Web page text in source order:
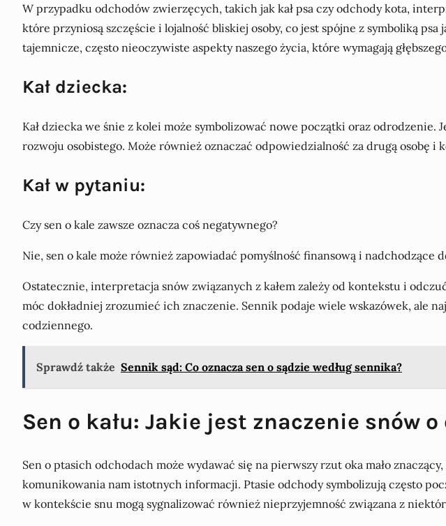
W przypadku odchodów zwierzęcych, takich jak kał psa czy odchody kota,
które przyniosą szczęście i lojalność bliskiej osoby, co jest spójne z symboliką
tajemnicze, często nieoczywiste aspekty naszego życia, które wymagają
Kał dziecka:
Kał dziecka we śnie z kolei może symbolizować nowe początki oraz
rozwoju osobistego. Może również oznaczać odpowiedzialność za drugą osobę i
Kał w pytaniu:
Czy sen o kale zawsze oznacza coś negatywnego?
Nie, sen o kale może również zapowiadać pomyślność finansową i
Ostatecznie, interpretacja snów związanych z kałem zależy od kontekstu i
móc dokładniej zrozumieć ich znaczenie. Sennik podaje wiele wskazówek, ale
codziennego.
Sprawdź także Sennik sąd: Co oznacza sen o sądzie według sennika?
Sen o kału: Jakie jest znaczenie snów
Sen o ptasich odchodach może wydawać się na pierwszy rzut oka mało
komunikowania nam istotnych informacji. Ptasie odchody symbolizują często
w kontekście snu mogą sygnalizować również nieprzyjemność związana z